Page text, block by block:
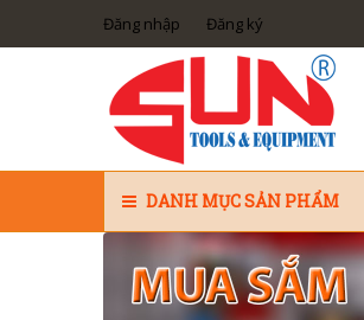
Đăng nhập Đăng ký
DANH MỤC SẢN PHẨM